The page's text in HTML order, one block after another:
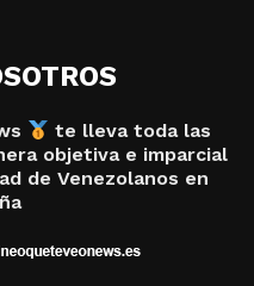
te lleva toda las
objetiva e imparcial
de Venezolanos en